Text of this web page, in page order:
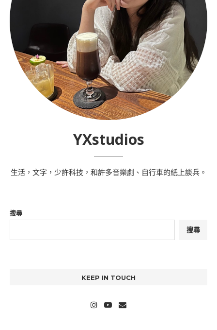
YXstudios
生活，文字，少許科技，和許多音樂劇、自行車的紙上談兵。
搜尋
搜尋
KEEP IN TOUCH